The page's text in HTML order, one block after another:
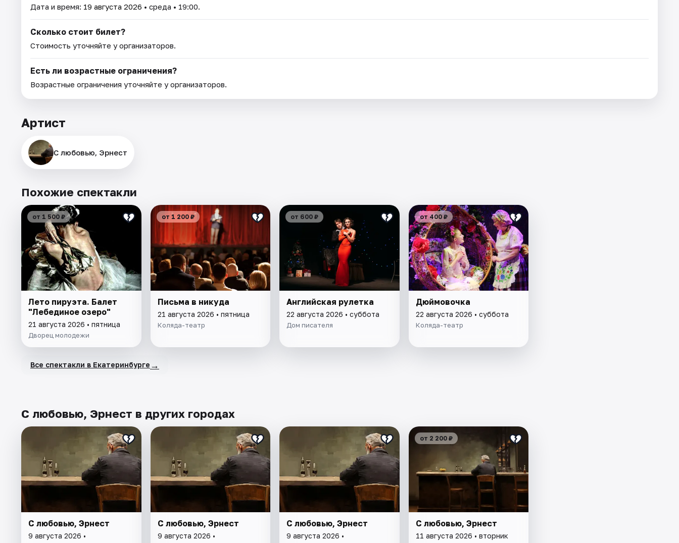
Дата и время: 19 августа 2026 • среда • 19:00.
Сколько стоит билет?
Стоимость уточняйте у организаторов.
Есть ли возрастные ограничения?
Возрастные ограничения уточняйте у организаторов.
Артист
С любовью, Эрнест
Похожие спектакли
от 1 500 ₽
Лето пируэта. Балет
"Лебединое озеро"
21 августа 2026 • пятница
Дворец молодежи
от 1 200 ₽
Письма в никуда
21 августа 2026 • пятница
Коляда-театр
от 600 ₽
Английская рулетка
22 августа 2026 • суббота
Дом писателя
от 400 ₽
Дюймовочка
22 августа 2026 • суббота
Коляда-театр
Все спектакли в Екатеринбурге →
С любовью, Эрнест в других городах
С любовью, Эрнест
9 августа 2026 •
С любовью, Эрнест
9 августа 2026 •
С любовью, Эрнест
9 августа 2026 •
от 2 200 ₽
С любовью, Эрнест
11 августа 2026 • вторник